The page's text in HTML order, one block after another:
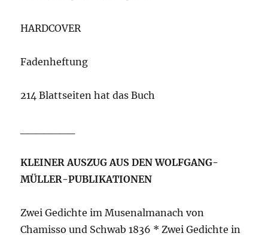
HARDCOVER
Fadenheftung
214 Blattseiten hat das Buch
KLEINER AUSZUG AUS DEN WOLFGANG-
MÜLLER-PUBLIKATIONEN
Zwei Gedichte im Musenalmanach von
Chamisso und Schwab 1836 * Zwei Gedichte in